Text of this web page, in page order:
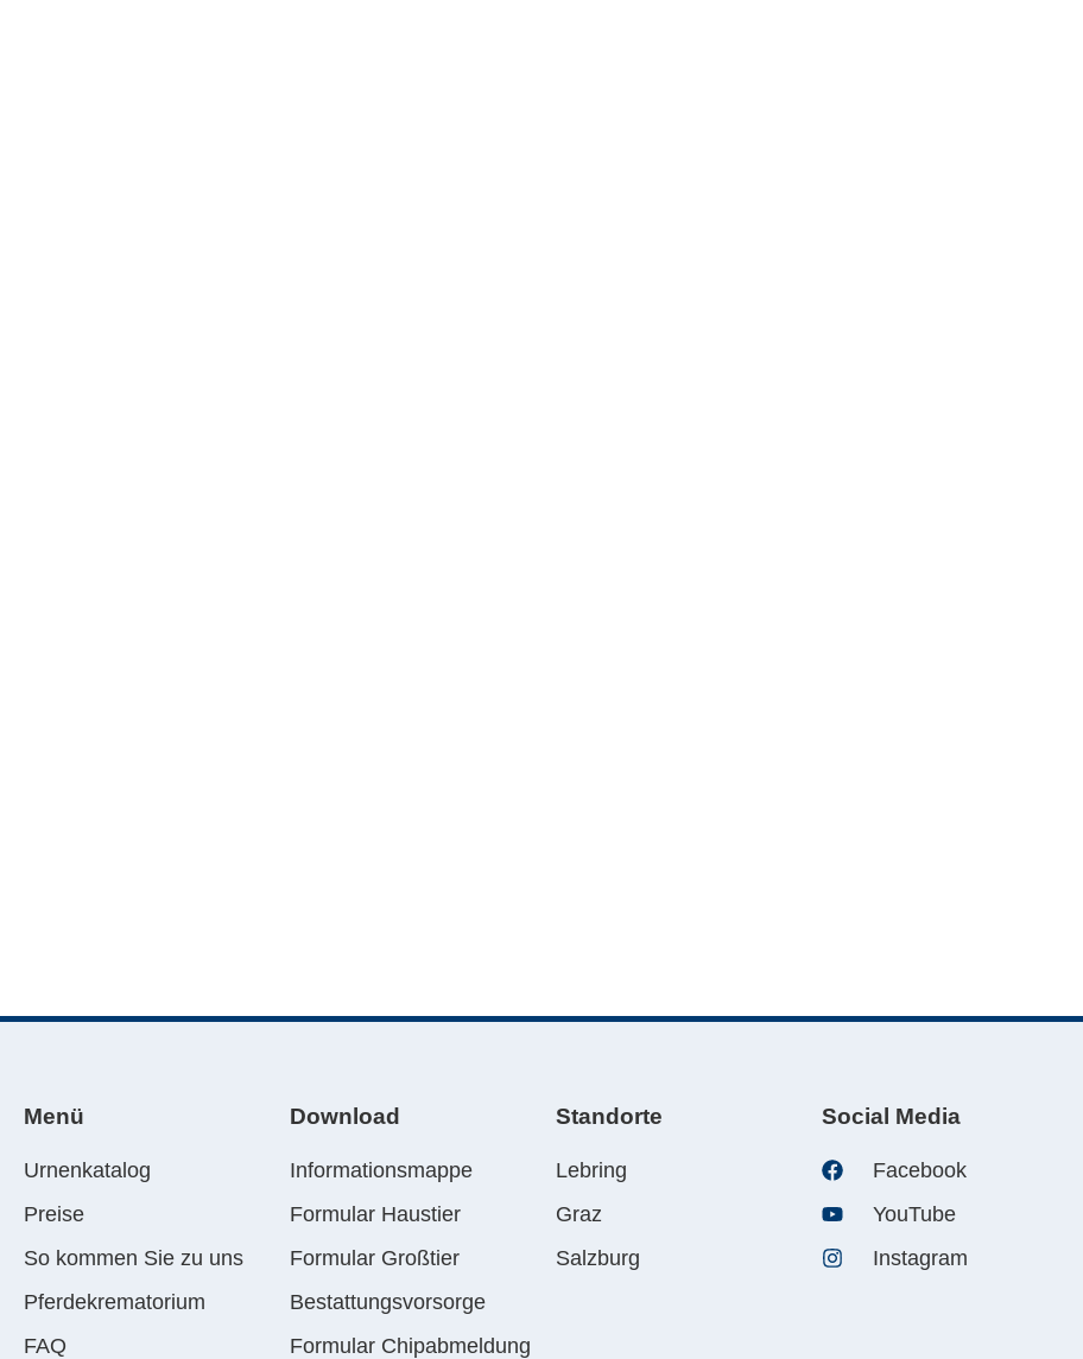
Menü
Urnenkatalog
Preise
So kommen Sie zu uns
Pferdekrematorium
FAQ
Download
Informationsmappe
Formular Haustier
Formular Großtier
Bestattungsvorsorge
Formular Chipabmeldung
Standorte
Lebring
Graz
Salzburg
Social Media
Facebook
YouTube
Instagram